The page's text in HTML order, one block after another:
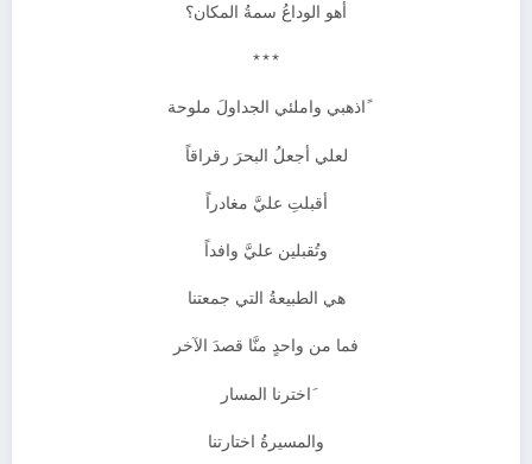
أهو الوداعُ سمةُ المكان؟
***
ًاذهبي واملئي الجداولَ ملوحة
لعلي أجعلُ البحرَ رقراقاً
أقبلتِ عليَّ مغادراً
وتُقبلين عليَّ وافداً
هي الطبيعةُ التي جمعتنا
فما من واحدٍ منَّا قصدَ الآخر
َاخترنا المسار
والمسيرةُ اختارتنا